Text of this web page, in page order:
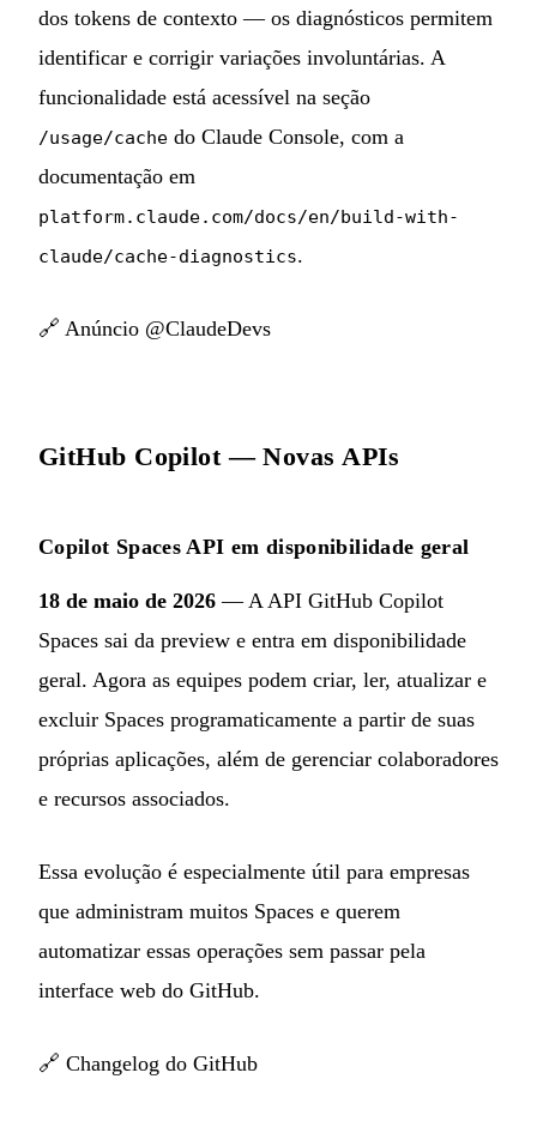
dos tokens de contexto — os diagnósticos permitem
identificar e corrigir variações involuntárias. A
funcionalidade está acessível na seção
/usage/cache do Claude Console, com a
documentação em
platform.claude.com/docs/en/build-with-
claude/cache-diagnostics.
🔗 Anúncio @ClaudeDevs
GitHub Copilot — Novas APIs
Copilot Spaces API em disponibilidade geral
18 de maio de 2026 — A API GitHub Copilot
Spaces sai da preview e entra em disponibilidade
geral. Agora as equipes podem criar, ler, atualizar e
excluir Spaces programaticamente a partir de suas
próprias aplicações, além de gerenciar colaboradores
e recursos associados.
Essa evolução é especialmente útil para empresas
que administram muitos Spaces e querem
automatizar essas operações sem passar pela
interface web do GitHub.
🔗 Changelog do GitHub